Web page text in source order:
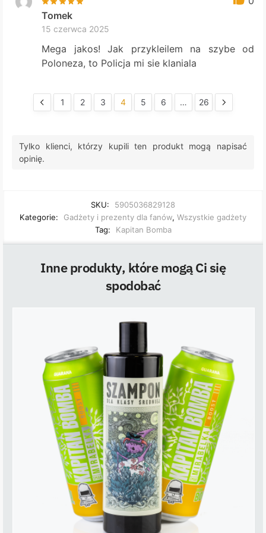
Tomek
15 czerwca 2025
Mega jakos! Jak przykleilem na szybe od
Poloneza, to Policja mi sie klaniala
1 2 3 4 5 6 … 26
Tylko klienci, którzy kupili ten produkt mogą napisać
opinię.
SKU:
5905036829128
Kategorie:
Gadżety i prezenty dla fanów, Wszystkie gadżety
Tag:
Kapitan Bomba
Inne produkty, które mogą Ci się
spodobać